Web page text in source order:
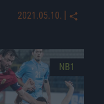
2021.05.10. |
NB1